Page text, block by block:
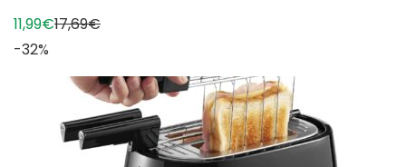
11,99€17,69€
-32%